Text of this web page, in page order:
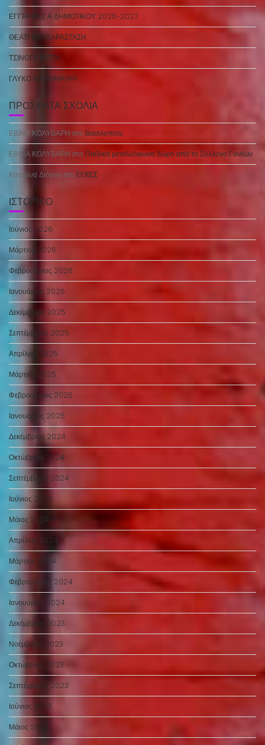
ΕΓΓΡΑΦΕΣ Α ΔΗΜΟΤΙΚΟΥ 2026-2027
ΘΕΑΤΡΙΚΗ ΠΑΡΑΣΤΑΣΗ
ΤΣΙΝΟΠΕΜΠΤΗ
ΓΛΥΚΟ ΜΑΘΗΜΑ!!!!!!!
ΠΡΌΣΦΑΤΑ ΣΧΌΛΙΑ
ΕΒΙΝΑ ΚΟΛΥΒΑΡΗ στο Βασιλοπιτες
ΕΒΙΝΑ ΚΟΛΥΒΑΡΗ στο Παιδικά μεταλλόφωνα δώρο από το Σύλλογο Γονέων
Κατερίνα Διόγου στο EYΧΕΣ
ΙΣΤΟΡΙΚΌ
Ιούνιος 2026
Μάρτιος 2026
Φεβρουάριος 2026
Ιανουάριος 2026
Δεκέμβριος 2025
Σεπτέμβριος 2025
Απρίλιος 2025
Μάρτιος 2025
Φεβρουάριος 2025
Ιανουάριος 2025
Δεκέμβριος 2024
Οκτώβριος 2024
Σεπτέμβριος 2024
Ιούνιος 2024
Μάιος 2024
Απρίλιος 2024
Μάρτιος 2024
Φεβρουάριος 2024
Ιανουάριος 2024
Δεκέμβριος 2023
Νοέμβριος 2023
Οκτώβριος 2023
Σεπτέμβριος 2023
Ιούνιος 2023
Μάιος 2023